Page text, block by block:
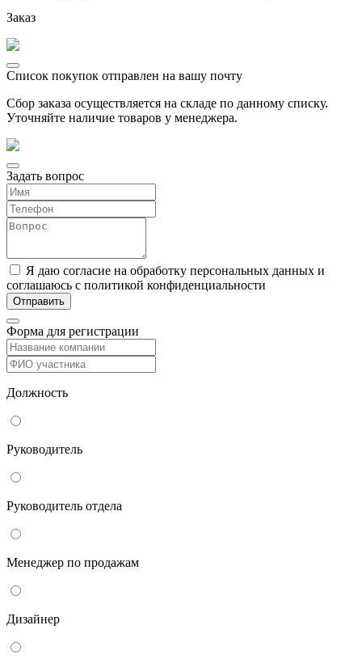
Заказ
Список покупок отправлен на вашу почту
Сбор заказа осуществляется на складе по данному списку.
Уточняйте наличие товаров у менеджера.
Задать вопрос
Я даю согласие на обработку персональных данных и
соглашаюсь с политикой конфиденциальности
Форма для регистрации
Должность
Руководитель
Руководитель отдела
Менеджер по продажам
Дизайнер